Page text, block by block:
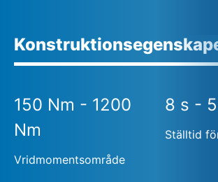
150 Nm - 1200
Nm
Vridmomentsområde
8 s -
Ställtid